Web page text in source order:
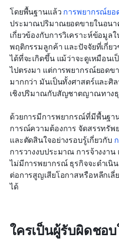
โดยพื้นฐานแล้ว การพยากรณ์ยอ
ประมาณปริมาณยอดขายในอนา
เกี่ยวข้องกับการวิเคราะห์ข้อมูล
พฤติกรรมลูกค้า และปัจจัยที่เกี่ย
ได้ที่จะเกิดขึ้น แม้ว่าจะดูเหมือน
ไปตรงมา แต่การพยากรณ์ยอด
มากกว่า มันเป็นทั้งศาสตร์และศิ
เชิงปริมาณกับสัญชาตญาณทาง
ด้วยการมีการพยากรณ์ที่มีพื้นฐา
การณ์ความต้องการ จัดสรรทรัพ
และตัดสินใจอย่างรอบรู้เกี่ยวกับ
การวางงบประมาณ การจ้างงา
ไม่มีการพยากรณ์ ธุรกิจจะดำเนิ
ต่อการสูญเสียโอกาสหรือหลีกเ
ได้
ใครเป็นผู้รับผิดชอ